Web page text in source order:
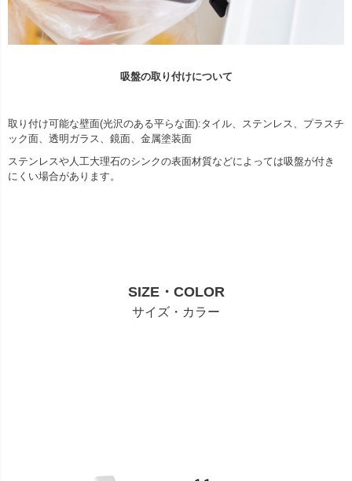
吸盤の取り付けについて
取り付け可能な壁面(光沢のある平らな面):タイル、ステンレス、プラスチ
ック面、透明ガラス、鏡面、金属塗装面
ステンレスや人工大理石のシンクの表面材質などによっては吸盤が付き
にくい場合があります。
SIZE・COLOR
サイズ・カラー